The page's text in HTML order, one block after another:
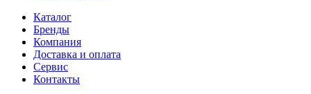
Каталог
Бренды
Компания
Доставка и оплата
Сервис
Контакты